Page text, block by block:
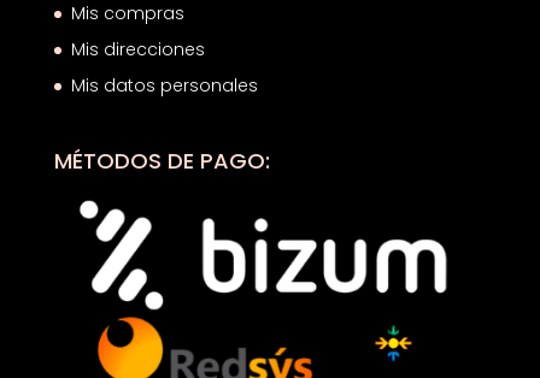
Mis compras
Mis direcciones
Mis datos personales
MÉTODOS DE PAGO: